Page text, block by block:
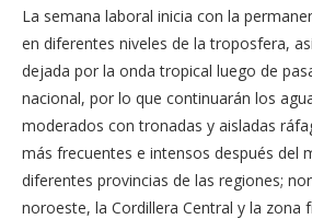
La semana laboral inicia con la
en diferentes niveles de la troposfera,
dejada por la onda tropical luego de
nacional, por lo que continuarán los
moderados con tronadas y aisladas
más frecuentes e intensos después del
diferentes provincias de las regiones;
noroeste, la Cordillera Central y la zona